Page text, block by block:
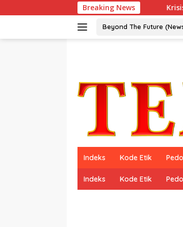
ke
Breaking News
Debut di Indonesia Krisis
Beyond The Future
Indeks Kode Etik
Indeks Kode Etik